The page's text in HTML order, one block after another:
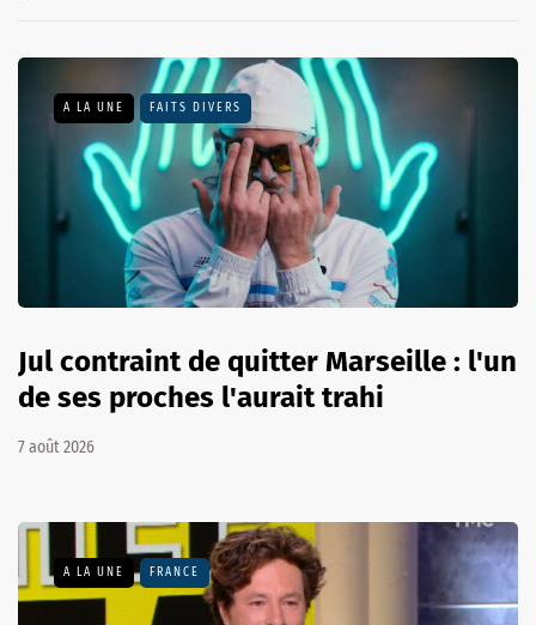
A LA UNE FAITS DIVERS
Jul contraint de quitter Marseille : l'un
de ses proches l'aurait trahi
7 août 2026
A LA UNE FRANCE